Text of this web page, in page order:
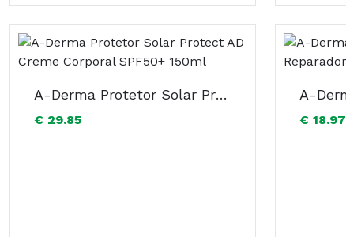
A-Derma Protetor Solar Protect AD Creme Corporal SPF50+ 150ml
€ 29.85 € 18.97